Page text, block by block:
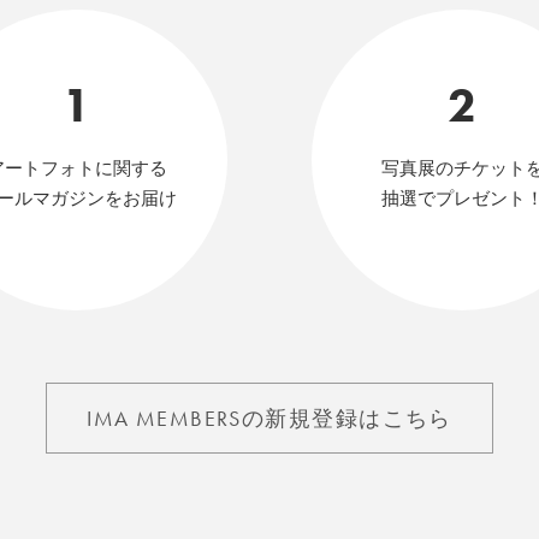
1
ートフォトに関する
ルマガジンをお届け
2
写真展のチケット
抽選でプレゼント
IMA MEMBERSの新規登録はこちら